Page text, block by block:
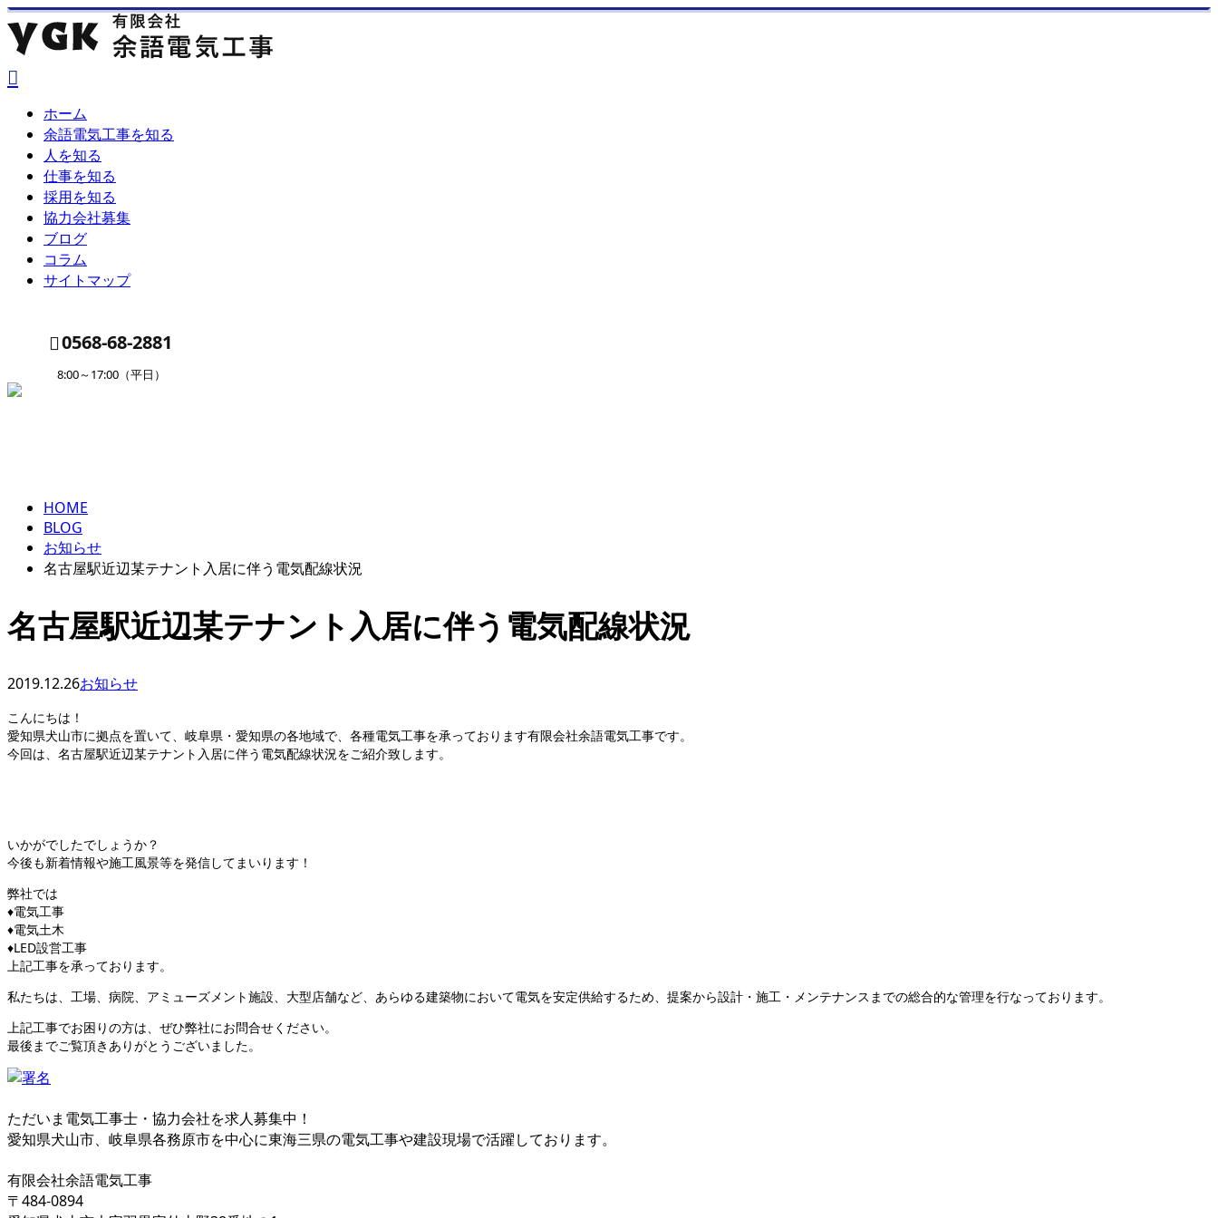
ホーム
余語電気工事を知る
人を知る
仕事を知る
採用を知る
協力会社募集
ブログ
コラム
サイトマップ
0568-68-2881
8:00～17:00（平日）
HOME
BLOG
お知らせ
名古屋駅近辺某テナント入居に伴う電気配線状況
名古屋駅近辺某テナント入居に伴う電気配線状況
2019.12.26お知らせ
こんにちは！
愛知県犬山市に拠点を置いて、岐阜県・愛知県の各地域で、各種電気工事を承っております有限会社余語電気工事です。
今回は、名古屋駅近辺某テナント入居に伴う電気配線状況をご紹介致します。
いかがでしたでしょうか？
今後も新着情報や施工風景等を発信してまいります！
弊社では
♦電気工事
♦電気土木
♦LED設営工事
上記工事を承っております。
私たちは、工場、病院、アミューズメント施設、大型店舗など、あらゆる建築物において電気を安定供給するため、提案から設計・施工・メンテナンスまでの総合的な管理を行なっております。
上記工事でお困りの方は、ぜひ弊社にお問合せください。
最後までご覧頂きありがとうございました。
ただいま電気工事士・協力会社を求人募集中！
愛知県犬山市、岐阜県各務原市を中心に東海三県の電気工事や建設現場で活躍しております。
有限会社余語電気工事
〒484-0894